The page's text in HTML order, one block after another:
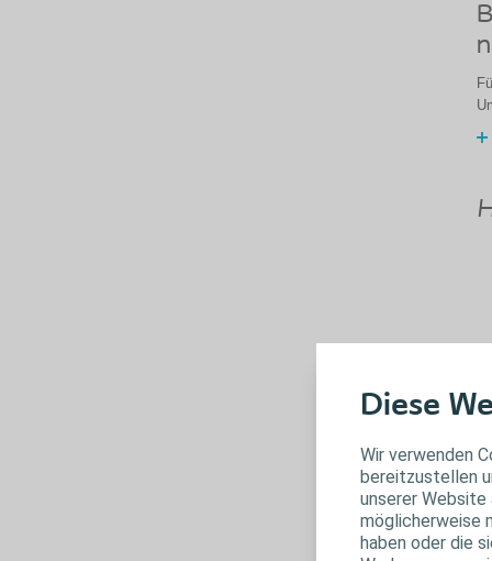
Diese
Wir verwenden
bereitzustellen
unserer Website
möglicherweise
haben oder die